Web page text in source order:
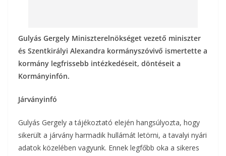
Gulyás Gergely Miniszterelnökséget vezető miniszter
és Szentkirályi Alexandra kormányszóvivő ismertette a
kormány legfrissebb intézkedéseit, döntéseit a
Kormányinfón.
Járványinfó
Gulyás Gergely a tájékoztató elején hangsúlyozta, hogy
sikerült a járvány harmadik hullámát letörni, a tavalyi nyári
adatok közelében vagyunk. Ennek legfőbb oka a sikeres